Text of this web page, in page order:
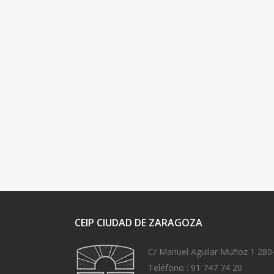
CEIP CIUDAD DE ZARAGOZA
C/ Manuel Aguilar Muñoz 1
Teléfono : 91 747 74 20